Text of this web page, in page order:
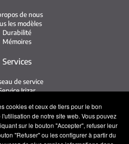
cookies et ceux de tiers pour le bon
de notre site web. Vous pouvez
sur le bouton "Accepter", refuser leur
"Refuser" ou les configurer à partir du
de nous
les modèles
Durabilité
Mémoires
Services
de service
Irizar
Usés
Contact